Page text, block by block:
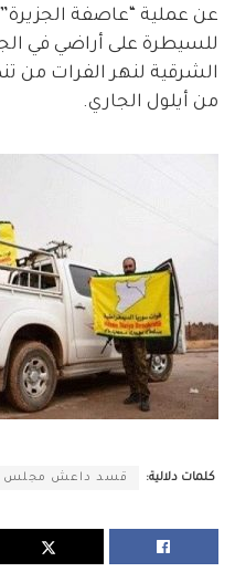
عن عملية “عاصفة
للسيطرة على أراضي في
الشرقية لنهر الفرات من
من أيلول الجاري.
كلمات دلالية: قسد داعش مجلس